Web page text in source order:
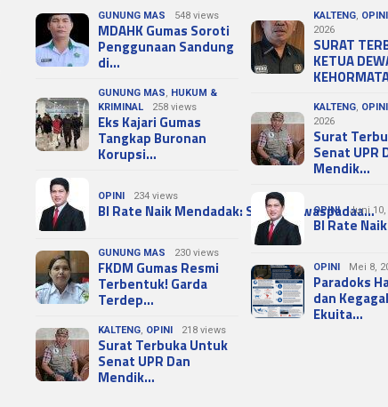
GUNUNG MAS 548 views
MDAHK Gumas Soroti
Penggunaan Sandung
di…
GUNUNG MAS, HUKUM &
KRIMINAL
258 views
Eks Kajari Gumas
Tangkap Buronan
Korupsi…
OPINI 234 views
BI Rate Naik Mendadak: Sinyal Kewaspadaa…
GUNUNG MAS 230 views
FKDM Gumas Resmi
Terbentuk! Garda
Terdep…
KALTENG, OPINI 218 views
Surat Terbuka Untuk
Senat UPR Dan
Mendik…
KALTENG, OPINI
2026
SURAT
KETUA
KALTENG, OPINI
2026
Surat
Senat UPR
Mendik…
OPINI Juni 10,
BI Rate
OPINI Mei 8,
Paradoks
dan
Ekuita…